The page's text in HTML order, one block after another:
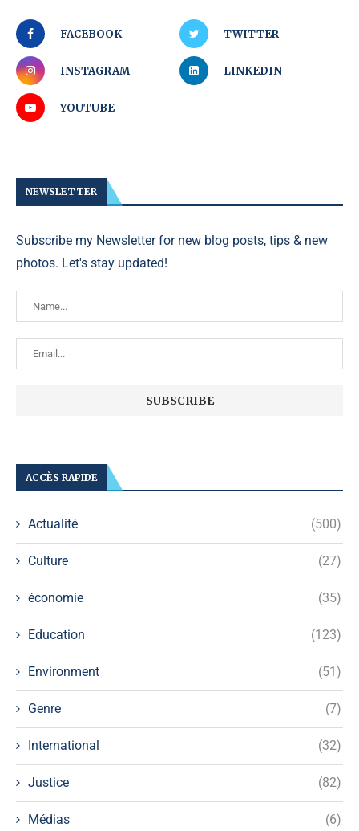
FACEBOOK TWITTER
INSTAGRAM LINKEDIN
YOUTUBE
NEWSLETTER
Subscribe my Newsletter for new blog posts, tips & new
photos. Let's stay updated!
ACCÈS RAPIDE
Actualité (500)
Culture (27)
économie (35)
Education (123)
Environment (51)
Genre (7)
International (32)
Justice (82)
Médias (6)